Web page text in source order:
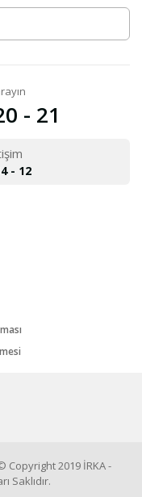
- 21
- 12
2019 İRKA -
Saklıdır.